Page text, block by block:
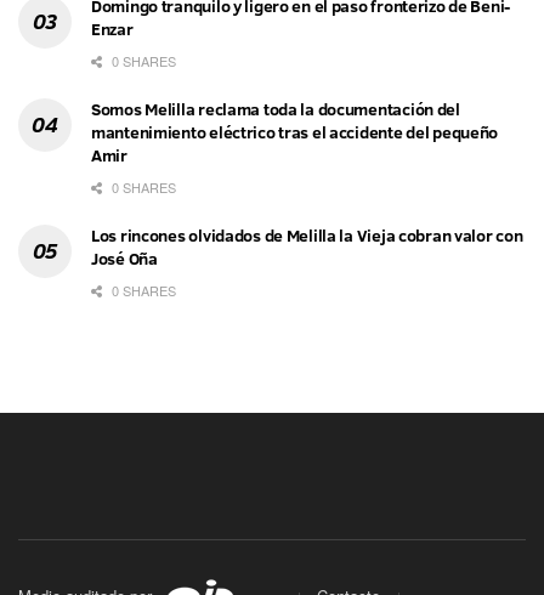
Domingo tranquilo y ligero en el paso fronterizo de Beni-
Enzar
0 SHARES
Somos Melilla reclama toda la documentación del
mantenimiento eléctrico tras el accidente del pequeño
Amir
0 SHARES
Los rincones olvidados de Melilla la Vieja cobran valor con
José Oña
0 SHARES